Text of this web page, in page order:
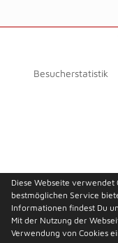
Besucherstatistik
Diese Webseite verwendet
bestmöglichen Service
Informationen findest Du
Mit der Nutzung der
Verwendung von Cookies